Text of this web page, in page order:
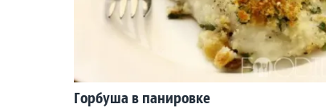
Горбуша в панировке